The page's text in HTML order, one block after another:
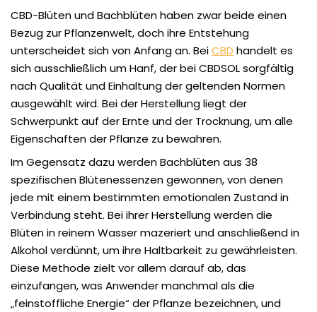
CBD-Blüten und Bachblüten haben zwar beide einen
Bezug zur Pflanzenwelt, doch ihre Entstehung
unterscheidet sich von Anfang an. BeiCBD handelt es
sich ausschließlich um Hanf, der bei CBDSOL sorgfältig
nach Qualität und Einhaltung der geltenden Normen
ausgewählt wird. Bei der Herstellung liegt der
Schwerpunkt auf der Ernte und der Trocknung, um alle
Eigenschaften der Pflanze zu bewahren.
Im Gegensatz dazu werden Bachblüten aus 38
spezifischen Blütenessenzen gewonnen, von denen
jede mit einem bestimmten emotionalen Zustand in
Verbindung steht. Bei ihrer Herstellung werden die
Blüten in reinem Wasser mazeriert und anschließend in
Alkohol verdünnt, um ihre Haltbarkeit zu gewährleisten.
Diese Methode zielt vor allem darauf ab, das
einzufangen, was Anwender manchmal als die
„feinstoffliche Energie“ der Pflanze bezeichnen, und